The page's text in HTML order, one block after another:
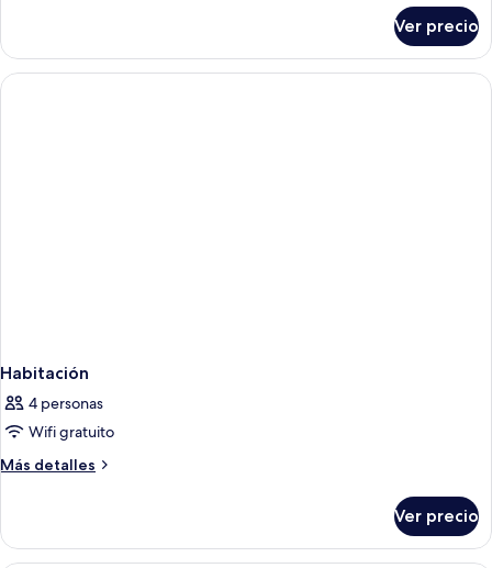
Ver precio
Habitación
4 personas
Wifi gratuito
Más detalles
Más
Ver precio